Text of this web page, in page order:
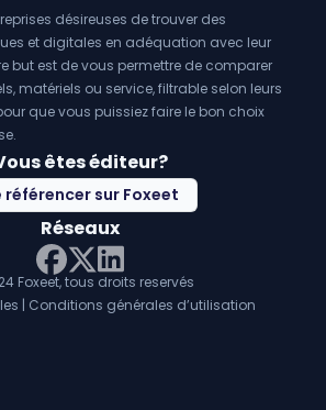
désireuses de trouver des
et digitales en adéquation avec leur
but est de vous permettre de comparer
matériels ou service, filtrable selon leurs
que vous puissiez faire le bon choix
êtes éditeur?
référencer sur Foxeet
Réseaux
Facebook
Twitter X
LinkedIn
Foxeet, tous droits reservés
| Conditions générales d’utilisation